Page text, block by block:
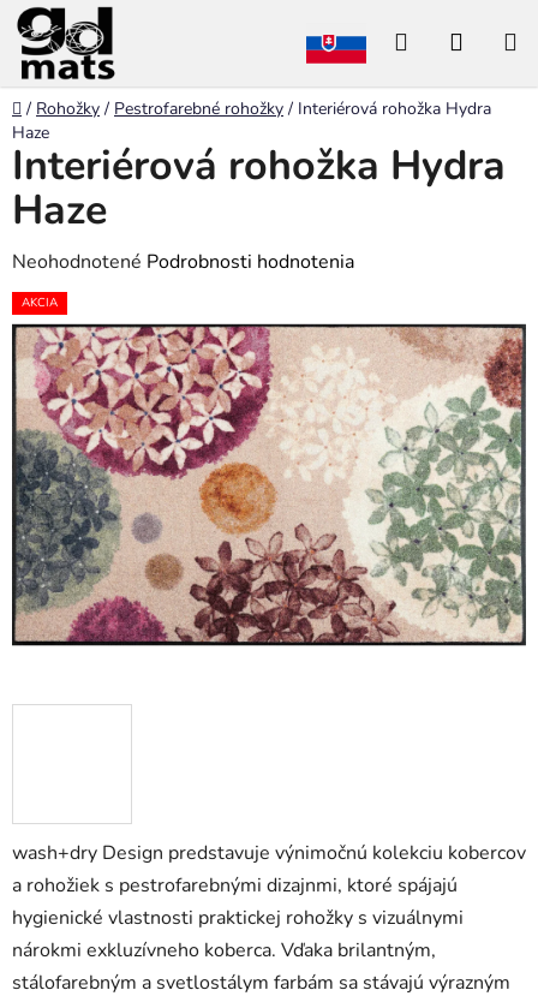
Prejsť
na
obsah
Hľadať
Domov
/ Rohožky / Pestrofarebné rohožky / Interiérová rohožka Hydra
Haze
wash+dry Design predstavuje výnimočnú kolekciu kobercov
a rohožiek s pestrofarebnými dizajnmi, ktoré spájajú
hygienické vlastnosti praktickej rohožky s vizuálnymi
nárokmi exkluzívneho koberca. Vďaka brilantným,
stálofarebným a svetlostálym farbám sa stávajú výrazným
Interiérová rohožka Hydra
Haze
Priemerné
hodnotenie
produktu
je
0,0
z
5
hviezdičiek.
Neohodnotené Podrobnosti hodnotenia
AKCIA